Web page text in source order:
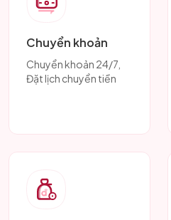
Chuyển khoản
Chuyển khoản 24/7,
Đặt lịch chuyển tiền